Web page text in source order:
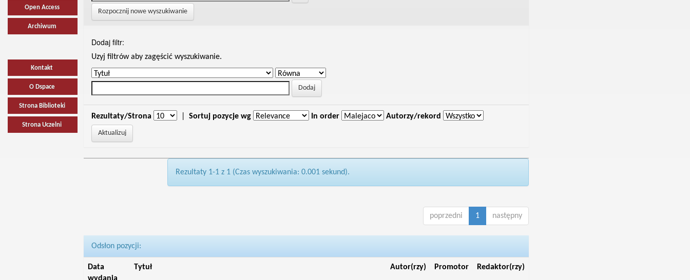
Open Access
Archiwum
Kontakt
O Dspace
Strona Biblioteki
Strona Uczelni
Rozpocznij nowe wyszukiwanie
Dodaj filtr:
Uzyj filtrów aby zagęścić wyszukiwanie.
Rezultaty/Strona Sortuj pozycje wg In order Autorzy/rekord
Rezultaty 1-1 z 1 (Czas wyszukiwania: 0.001 sekund).
poprzedni 1 następny
Odsłon pozycji:
Data
Tytuł Autor(rzy) Promotor Redaktor(rzy)